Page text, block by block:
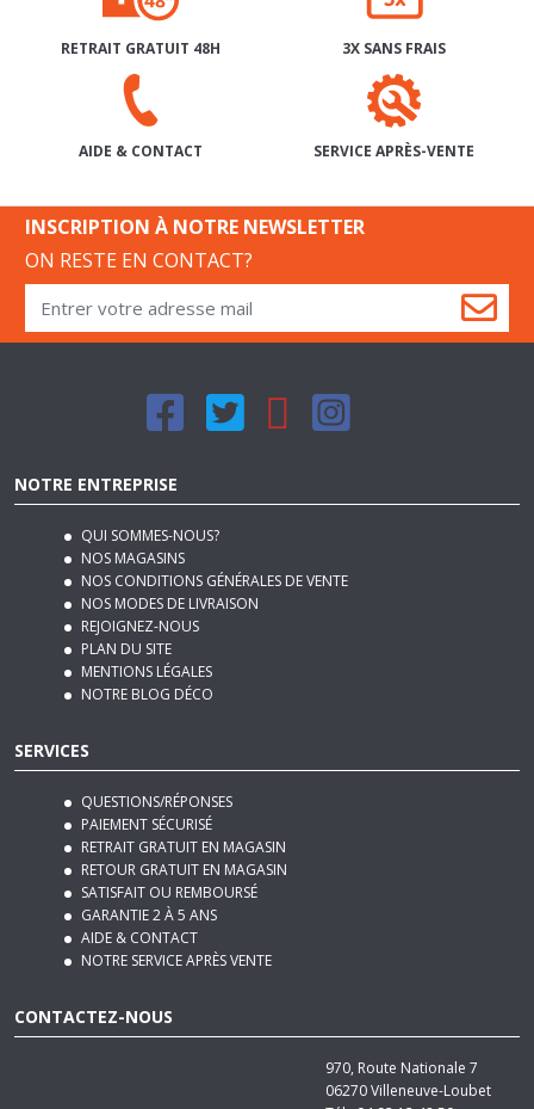
RETRAIT GRATUIT 48H 3X SANS FRAIS
AIDE & CONTACT SERVICE APRÈS-VENTE
ON RESTE EN CONTACT?
QUI SOMMES-NOUS?
NOS MAGASINS
NOS CONDITIONS GÉNÉRALES DE VENTE
NOS MODES DE LIVRAISON
REJOIGNEZ-NOUS
PLAN DU SITE
MENTIONS LÉGALES
NOTRE BLOG DÉCO
QUESTIONS/RÉPONSES
PAIEMENT SÉCURISÉ
RETRAIT GRATUIT EN MAGASIN
RETOUR GRATUIT EN MAGASIN
SATISFAIT OU REMBOURSÉ
GARANTIE 2 À 5 ANS
AIDE & CONTACT
NOTRE SERVICE APRÈS VENTE
970, Route Nationale 7
06270
Villeneuve-Loubet
Tél :04 92 12 48 50
Email : contact@basika.fr